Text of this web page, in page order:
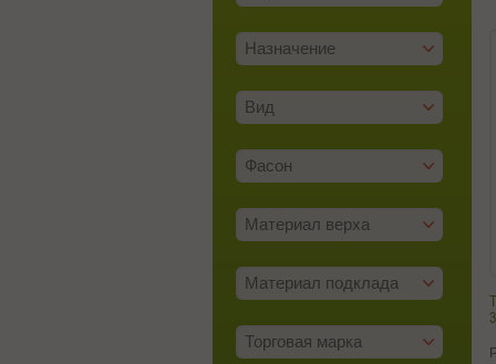
Назначение
Вид
Фасон
Материал верха
Материал подклада
Торговая марка